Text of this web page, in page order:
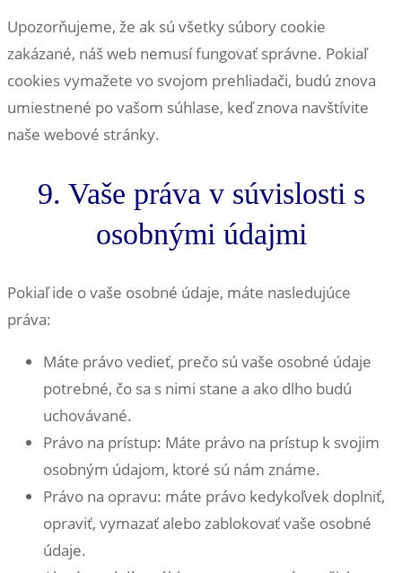
Upozorňujeme, že ak sú všetky súbory cookie
zakázané, náš web nemusí fungovať správne. Pokiaľ
cookies vymažete vo svojom prehliadači, budú znova
umiestnené po vašom súhlase, keď znova navštívite
naše webové stránky.
9. Vaše práva v súvislosti s
osobnými údajmi
Pokiaľ ide o vaše osobné údaje, máte nasledujúce
práva:
Máte právo vedieť, prečo sú vaše osobné údaje
potrebné, čo sa s nimi stane a ako dlho budú
uchovávané.
Právo na prístup: Máte právo na prístup k svojim
osobným údajom, ktoré sú nám známe.
Právo na opravu: máte právo kedykoľvek doplniť,
opraviť, vymazať alebo zablokovať vaše osobné
údaje.